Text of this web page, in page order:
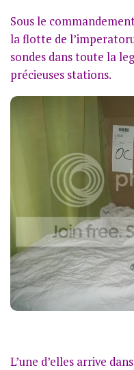
Sous le
la flotte de
sondes dans toute la
précieuses stations.
L’une d’elles arrive